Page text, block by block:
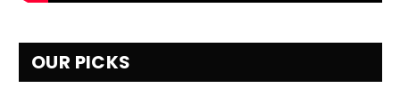
OUR PICKS